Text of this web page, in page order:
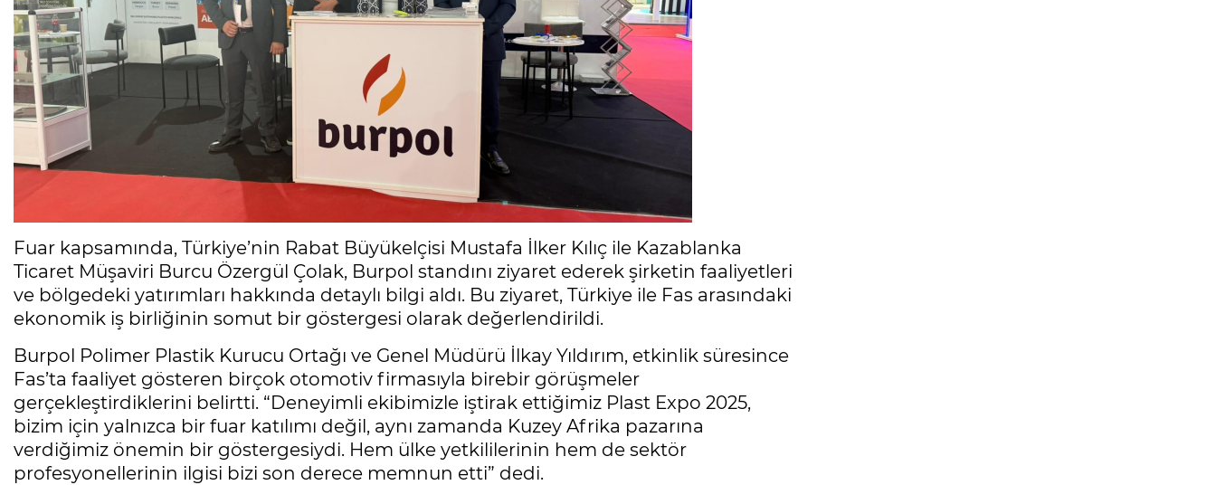
Fuar kapsamında, Türkiye’nin Rabat Büyükelçisi Mustafa İlker Kılıç ile Kazablanka
Ticaret Müşaviri Burcu Özergül Çolak, Burpol standını ziyaret ederek şirketin faaliyetleri
ve bölgedeki yatırımları hakkında detaylı bilgi aldı. Bu ziyaret, Türkiye ile Fas arasındaki
ekonomik iş birliğinin somut bir göstergesi olarak değerlendirildi.
Burpol Polimer Plastik Kurucu Ortağı ve Genel Müdürü İlkay Yıldırım, etkinlik süresince
Fas’ta faaliyet gösteren birçok otomotiv firmasıyla birebir görüşmeler
gerçekleştirdiklerini belirtti. “Deneyimli ekibimizle iştirak ettiğimiz Plast Expo 2025,
bizim için yalnızca bir fuar katılımı değil, aynı zamanda Kuzey Afrika pazarına
verdiğimiz önemin bir göstergesiydi. Hem ülke yetkililerinin hem de sektör
profesyonellerinin ilgisi bizi son derece memnun etti” dedi.